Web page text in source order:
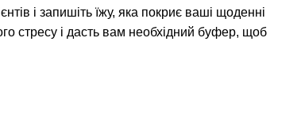
і запишіть їжу, яка покриє ваші щоденні
стресу і дасть вам необхідний буфер, щоб